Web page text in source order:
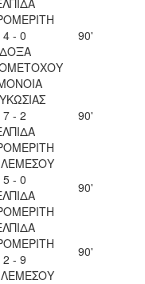
4 - 0
90'
7 - 2
90'
5 - 0
90'
2 - 9
90'